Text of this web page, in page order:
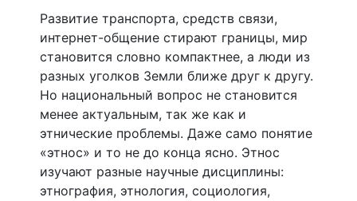
Развитие транспорта, средств связи,
интернет-общение стирают границы, мир
становится словно компактнее, а люди из
разных уголков Земли ближе друг к другу.
Но национальный вопрос не становится
менее актуальным, так же как и
этнические проблемы. Даже само понятие
«этнос» и то не до конца ясно. Этнос
изучают разные научные дисциплины:
этнография, этнология, социология,